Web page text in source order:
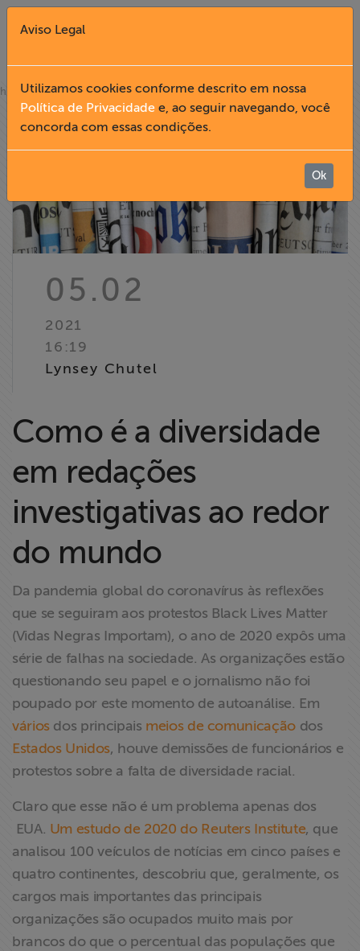
Fechar X
English
Institucional
Informação
Liberdade de
Projetos
Proteção Legal
e Litigância
Documentários
dos
Homenageados
Notícias
Associe-se
Doe para
>> Conteúdo
exclusivo para
newsletter
Fale Conosco
home»notícias
05.02
2021
16:19
Lynsey Chutel
Como é a diversidade
em redações
investigativas ao redor
do mundo
Da pandemia global do coronavírus às reflexões
que se seguiram aos protestos Black Lives Matter
(Vidas Negras Importam), o ano de 2020 expôs uma
série de falhas na sociedade. As organizações estão
questionando seu papel e o jornalismo não foi
poupado por este momento de autoanálise. Em
váriosdos principais meios de comunicaçãodos
Estados Unidos, houve demissões de funcionários e
protestos sobre a falta de diversidade racial.
Claro que esse não é um problema apenas dos
EUA. Um estudo de 2020 do Reuters Institute, que
analisou 100 veículos de notícias em cinco países e
quatro continentes, descobriu que, geralmente, os
cargos mais importantes das principais
organizações são ocupados muito mais por
brancos do que o percentual das populações que
Aviso Legal
Utilizamos cookies conforme descrito em nossa
Política de Privacidade e, ao seguir navegando, você
concorda com essas condições.
Ok